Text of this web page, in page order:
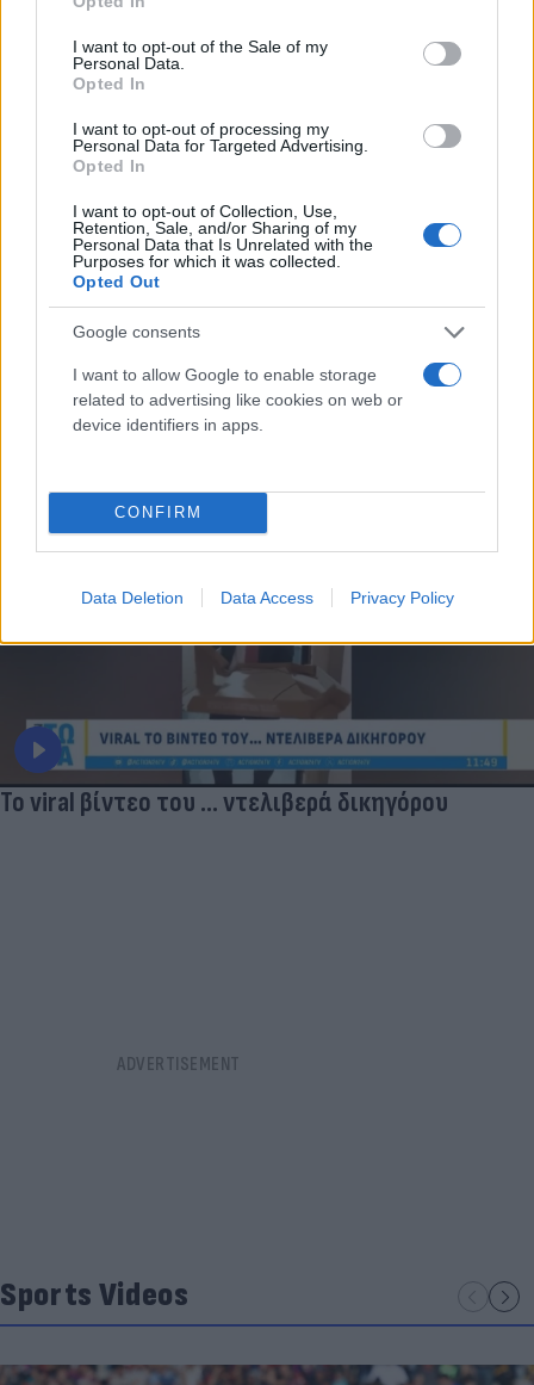
use your data for below specified purposes in below Google
consent section.
I want to opt-out of the Sale of my
Personal Data.
Opted In
I want to opt-out of processing my
Personal Data for Targeted Advertising.
Opted In
I want to opt-out of Collection, Use,
Retention, Sale, and/or Sharing of my
Personal Data that Is Unrelated with the
Purposes for which it was collected.
Opted Out
Google consents
I want to allow Google to enable storage
related to advertising like cookies on web or
device identifiers in apps.
CONFIRM
Data Deletion Data Access Privacy Policy
Τι λένε τα άστρα για τον Φεβρουάριο - Οι
προβλέψεις της Αθηνάς Βαγενά
Χιούμορ
Το viral βίντεο του ... ντελιβερά δικηγόρου
Sports Videos